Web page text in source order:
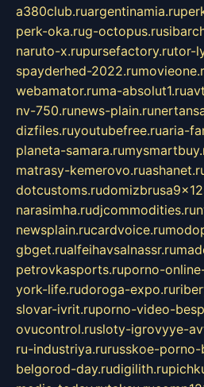
a380club.ruargentinamia.ru
perk-oka.rug-octopus.ru
naruto-x.rupursefactory.rutor-
spayderhed-2022.ru
webamator.ruma-absolut1.ru
nv-750.runews-plain.ru
dizfiles.ruyoutubefree.ruaria-
planeta-samara.ru
matrasy-kemerovo.ru
dotcustoms.ru
narasimha.rudjcommodities.ru
newsplain.rucardvoice.ru
gbget.rualfeihavsalnassr.ru
petrovkasports.ruporno-
york-life.rudoroga-expo.ru
slovar-ivrit.ruporno-video-
ovucontrol.rusloty-igrovyye-
ru-industriya.rurusskoe-porno-
belgorod-day.rudigilith.ru